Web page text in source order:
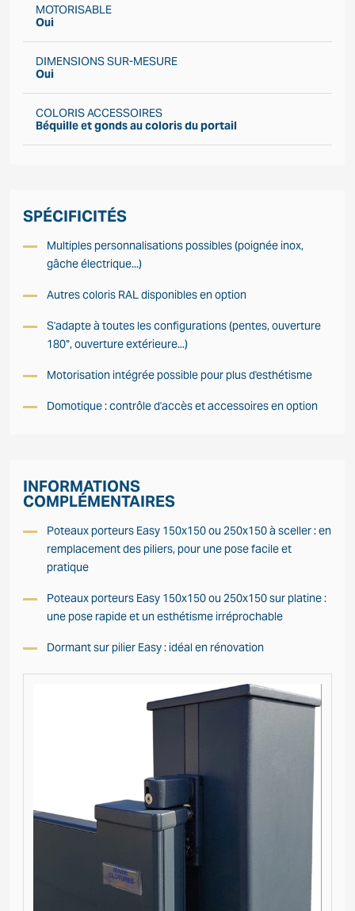
MOTORISABLE
Oui
DIMENSIONS SUR-MESURE
Oui
COLORIS ACCESSOIRES
Béquille et gonds au coloris du portail
SPÉCIFICITÉS
Multiples personnalisations possibles (poignée inox,
gâche électrique...)
Autres coloris RAL disponibles en option
S'adapte à toutes les configurations (pentes, ouverture
180°, ouverture extérieure...)
Motorisation intégrée possible pour plus d'esthétisme
Domotique : contrôle d'accès et accessoires en option
INFORMATIONS
COMPLÉMENTAIRES
Poteaux porteurs Easy 150x150 ou 250x150 à sceller : en
remplacement des piliers, pour une pose facile et
pratique
Poteaux porteurs Easy 150x150 ou 250x150 sur platine :
une pose rapide et un esthétisme irréprochable
Dormant sur pilier Easy : idéal en rénovation